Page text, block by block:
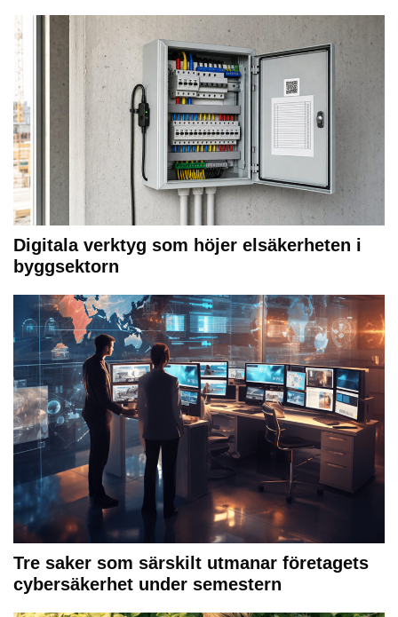
Digitala verktyg som höjer elsäkerheten i
byggsektorn
Tre saker som särskilt utmanar företagets
cybersäkerhet under semestern